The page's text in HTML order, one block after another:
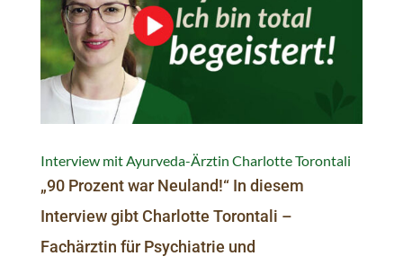
Interview mit Ayurveda-Ärztin Charlotte Torontali
„90 Prozent war Neuland!“ In diesem
Interview gibt Charlotte Torontali –
Fachärztin für Psychiatrie und